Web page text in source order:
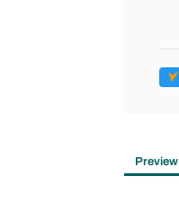
Preview